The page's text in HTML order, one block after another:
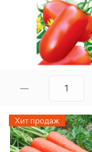
Хит продаж